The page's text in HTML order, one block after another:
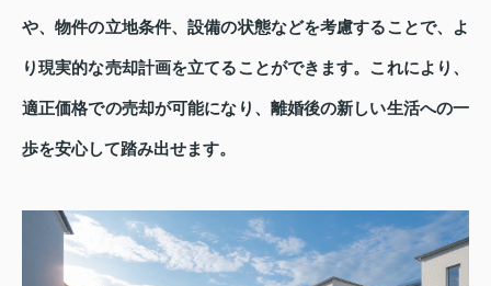
や、物件の立地条件、設備の状態などを考慮することで、よ
り現実的な売却計画を立てることができます。これにより、
適正価格での売却が可能になり、離婚後の新しい生活への一
歩を安心して踏み出せます。